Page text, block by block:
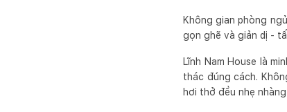
Không gian phòng
gọn ghẽ và giản dị -
Lĩnh Nam House là
thác đúng cách.
hơi thở đều nhẹ